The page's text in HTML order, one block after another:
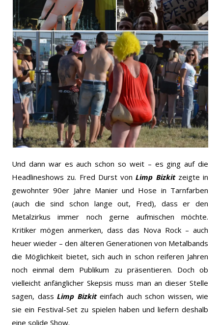
Und dann war es auch schon so weit – es ging auf die
Headlineshows zu. Fred Durst von Limp Bizkit zeigte in
gewohnter 90er Jahre Manier und Hose in Tarnfarben
(auch die sind schon lange out, Fred), dass er den
Metalzirkus immer noch gerne aufmischen möchte.
Kritiker mögen anmerken, dass das Nova Rock – auch
heuer wieder – den älteren Generationen von Metalbands
die Möglichkeit bietet, sich auch in schon reiferen Jahren
noch einmal dem Publikum zu präsentieren. Doch ob
vielleicht anfänglicher Skepsis muss man an dieser Stelle
sagen, dass Limp Bizkiteinfach auch schon wissen, wie
sie ein Festival-Set zu spielen haben und liefern deshalb
eine solide Show.